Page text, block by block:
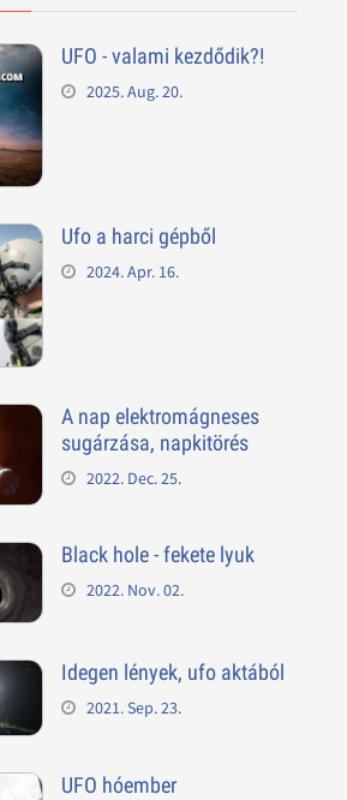
UFO - valami kezdődik?!
2025. Aug. 20.
Ufo a harci gépből
2024. Apr. 16.
A nap elektromágneses
sugárzása, napkitörés
2022. Dec. 25.
Black hole - fekete lyuk
2022. Nov. 02.
Idegen lények, ufo aktából
2021. Sep. 23.
UFO hóember